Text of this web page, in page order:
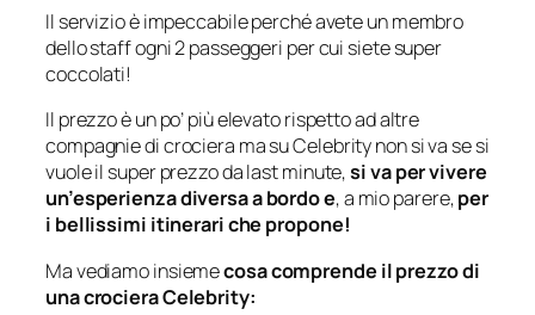
Il servizio è impeccabile perché avete un membro
dello staff ogni 2 passeggeri per cui siete super
coccolati!
Il prezzo è un po’ più elevato rispetto ad altre
compagnie di crociera ma su Celebrity non si va se si
vuole il super prezzo da last minute,si va per vivere
un’esperienza diversa a bordo e, a mio parere,per
i bellissimi itinerari che propone!
Ma vediamo insiemecosa comprende il prezzo di
una crociera Celebrity: